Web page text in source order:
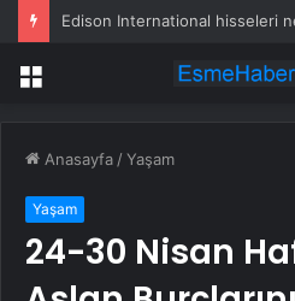
Edison International hisseleri
Menü
Anasayfa /Yaşam
Yaşam
24-30 Nisan